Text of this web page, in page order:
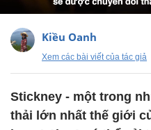
Kiều Oanh
Xem các bài viết của tác giả
Stickney - một trong
thải lớn nhất thế giới